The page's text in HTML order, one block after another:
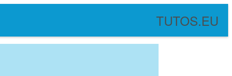
TUTOS.EU